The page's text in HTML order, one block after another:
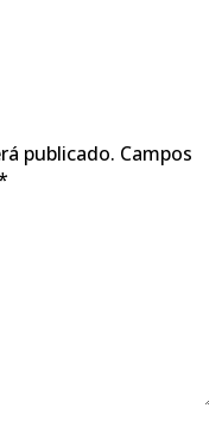
publicado. Campos